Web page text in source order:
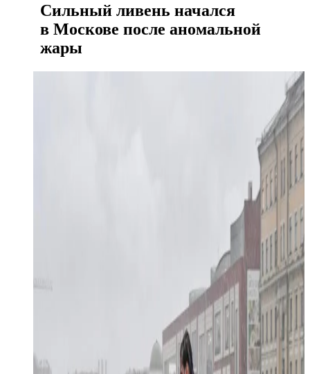
Сильный ливень начался
в Москове после аномальной
жары